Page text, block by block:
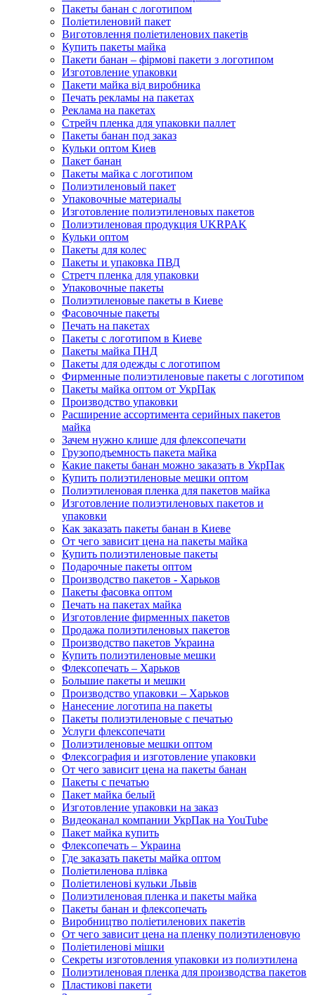
Пакеты банан с логотипом
Поліетиленовий пакет
Виготовлення поліетиленових пакетів
Купить пакеты майка
Пакети банан – фірмові пакети з логотипом
Изготовление упаковки
Пакети майка від виробника
Печать рекламы на пакетах
Реклама на пакетах
Стрейч пленка для упаковки паллет
Пакеты банан под заказ
Кульки оптом Киев
Пакет банан
Пакеты майка с логотипом
Полиэтиленовый пакет
Упаковочные материалы
Изготовление полиэтиленовых пакетов
Полиэтиленовая продукция UKRPAK
Кульки оптом
Пакеты для колес
Пакеты и упаковка ПВД
Стретч пленка для упаковки
Упаковочные пакеты
Полиэтиленовые пакеты в Киеве
Фасовочные пакеты
Печать на пакетах
Пакеты с логотипом в Киеве
Пакеты майка ПНД
Пакеты для одежды с логотипом
Фирменные полиэтиленовые пакеты с логотипом
Пакеты майка оптом от УкрПак
Производство упаковки
Расширение ассортимента серийных пакетов
майка
Зачем нужно клише для флексопечати
Грузоподъемность пакета майка
Какие пакеты банан можно заказать в УкрПак
Купить полиэтиленовые мешки оптом
Полиэтиленовая пленка для пакетов майка
Изготовление полиэтиленовых пакетов и
упаковки
Как заказать пакеты банан в Киеве
От чего зависит цена на пакеты майка
Купить полиэтиленовые пакеты
Подарочные пакеты оптом
Производство пакетов - Харьков
Пакеты фасовка оптом
Печать на пакетах майка
Изготовление фирменных пакетов
Продажа полиэтиленовых пакетов
Производство пакетов Украина
Купить полиэтиленовые мешки
Флексопечать – Харьков
Большие пакеты и мешки
Производство упаковки – Харьков
Нанесение логотипа на пакеты
Пакеты полиэтиленовые с печатью
Услуги флексопечати
Полиэтиленовые мешки оптом
Флексография и изготовление упаковки
От чего зависит цена на пакеты банан
Пакеты с печатью
Пакет майка белый
Изготовление упаковки на заказ
Видеоканал компании УкрПак на YouTube
Пакет майка купить
Флексопечать – Украина
Где заказать пакеты майка оптом
Поліетиленова плівка
Поліетиленові кульки Львів
Полиэтиленовая пленка и пакеты майка
Пакеты банан и флексопечать
Виробництво поліетиленових пакетів
От чего зависит цена на пленку полиэтиленовую
Поліетиленові мішки
Секреты изготовления упаковки из полиэтилена
Полиэтиленовая пленка для производства пакетов
Пластикові пакети